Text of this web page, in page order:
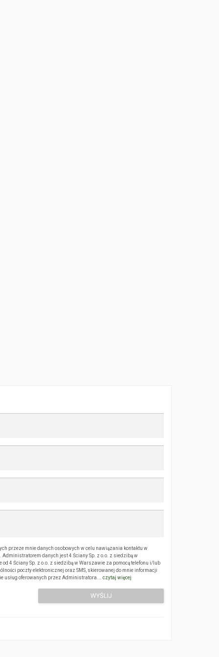
przeze mnie danych osobowych w celu nawiązania kontaktu w
danych jest 4 Ściany Sp. z o.o. z siedzibą w
4 Ściany Sp. z o.o. z siedzibą w Warszawie za pomocą telefonu i/lub
poczty elektronicznej oraz SMS, skierowanej do mnie informacji
usług oferowanych przez Administratora.… czytaj więcej